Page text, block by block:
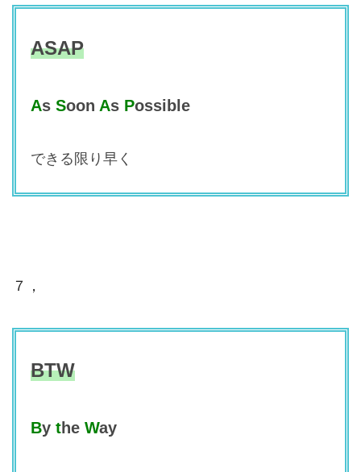
ASAP
As Soon As Possible
できる限り早く
７，
BTW
By the Way